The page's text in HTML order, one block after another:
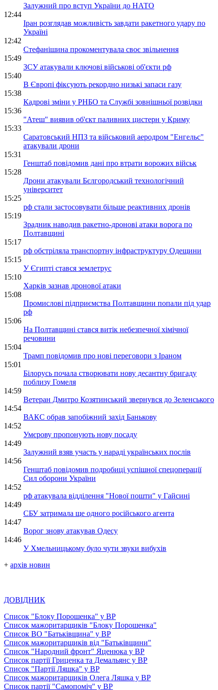
Залужний про вступ України до НАТО
12:44
Іран розглядав можливість завдати ракетного удару по
Україні
12:42
Стефанішина прокоментувала своє звільнення
15:49
ЗСУ атакували ключові військові об'єкти рф
15:40
В Європі фіксують рекордно низькі запаси газу
15:38
Кадрові зміни у РНБО та Службі зовнішньої розвідки
15:36
"Атеш" виявив об'єкт паливних цистерн у Криму
15:33
Саратовський НПЗ та військовий аеродром "Енгельс"
атакували дрони
15:31
Генштаб повідомив дані про втрати ворожих військ
15:28
Дрони атакували Бєлгородський технологічний
університет
15:25
рф стали застосовувати більше реактивних дронів
15:19
Зрадник наводив ракетно-дронові атаки ворога по
Полтавщині
15:17
рф обстріляла транспортну інфраструктуру Одещини
15:15
У Єгипті стався землетрус
15:10
Харків зазнав дронової атаки
15:08
Промислові підприємства Полтавщини попали під удар
рф
15:06
На Полтавщині стався витік небезпечної хімічної
речовини
15:04
Трамп повідомив про нові переговори з Іраном
15:01
Білорусь почала створювати нову десантну бригаду
поблизу Гомеля
14:59
Ветеран Дмитро Козятинський звернувся до Зеленського
14:54
ВАКС обрав запобіжний захід Банькову
14:52
Умєрову пропонують нову посаду
14:49
Залужний взяв участь у нараді українських послів
14:56
Генштаб повідомив подробиці успішної спецоперації
Сил оборони України
14:52
рф атакувала відділення "Нової пошти" у Гайсині
14:49
СБУ затримала ще одного російського агента
14:47
Ворог знову атакував Одесу
14:46
У Хмельницькому було чути звуки вибухів
+ архів новин
ДОВІДНИК
Список "Блоку Порошенка" у ВР
Список мажоритарщиків "Блоку Порошенка"
Список ВО "Батьківщина" у ВР
Список мажоритарщиків від "Батьківщини"
Список "Народний фронт" Яценюка у ВР
Список партії Гриценка та Демальянс у ВР
Список "Партії Ляшка" у ВР
Список мажоритарщиків Олега Ляшка у ВР
Список партії "Самопоміч" у ВР